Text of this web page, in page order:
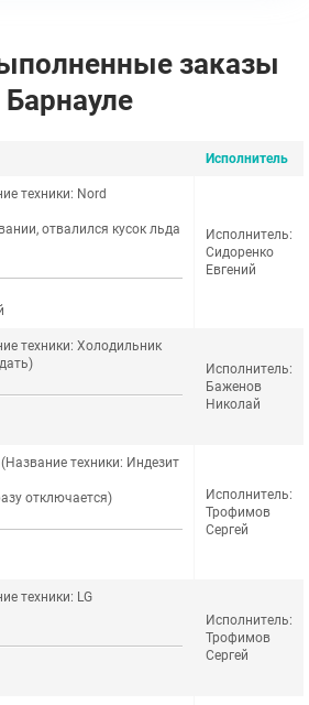
заказы
Исполнитель
техники: Nord
отвалился кусок льда
Исполнитель:
Сидоренко
Евгений
техники: Холодильник
Исполнитель:
Баженов
Николай
техники: Индезит
отключается)
Исполнитель:
Трофимов
Сергей
техники: LG
Исполнитель:
Трофимов
Сергей